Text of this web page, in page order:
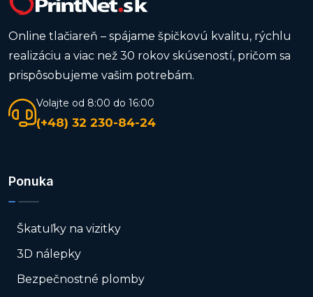
Online tlačiareň – spájame špičkovú kvalitu, rýchlu
realizáciu a viac než 30 rokov skúseností, pričom sa
prispôsobujeme vašim potrebám.
Volajte od 8:00 do 16:00
(+48) 32 230-84-24
Ponuka
Škatuľky na vizitky
3D nálepky
Bezpečnostné plomby